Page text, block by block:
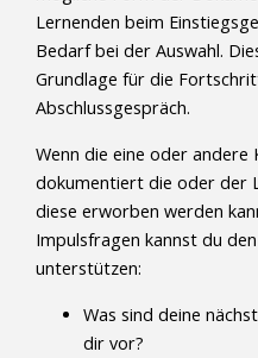
Lernenden beim
Bedarf bei der Auswahl.
Grundlage für die
Abschlussgespräch.
Wenn die eine oder andere
dokumentiert die oder der
diese erworben werden
Impulsfragen kannst du
unterstützen:
Was sind deine
dir vor?